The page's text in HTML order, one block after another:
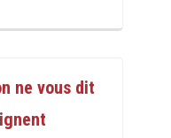
ne vous dit